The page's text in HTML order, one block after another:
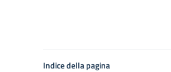
Indice della pagina